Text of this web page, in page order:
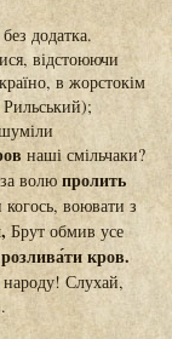
додатка.
відстоюючи
в жорстокім
наші смільчаки?
волю пролить
воювати з
Брут обмив усе
розлива́ти кров.
народу! Слухай,